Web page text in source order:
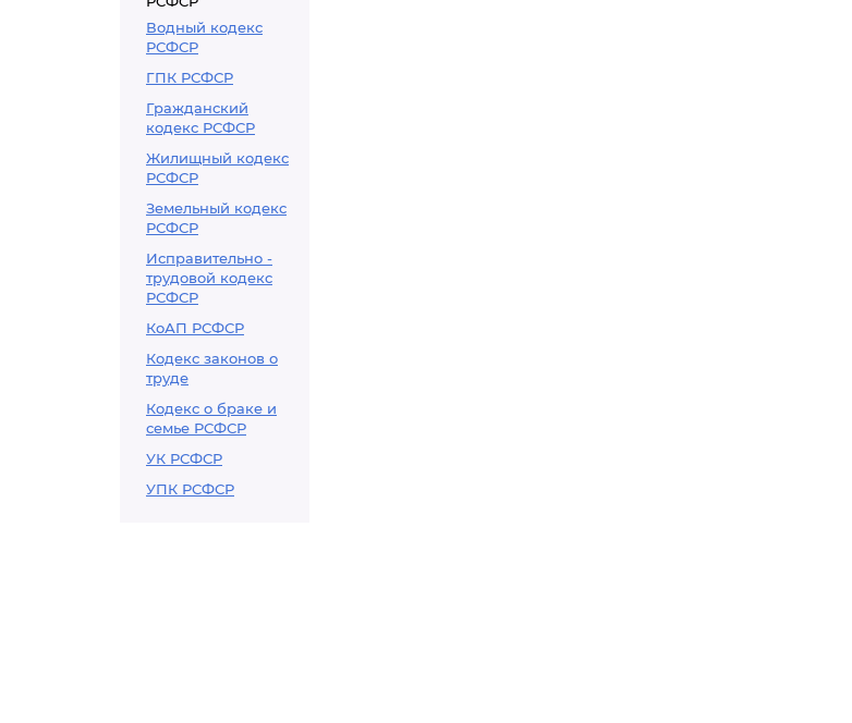
Водный кодекс
РСФСР
ГПК РСФСР
Гражданский
кодекс РСФСР
Жилищный кодекс
РСФСР
Земельный кодекс
РСФСР
Исправительно -
трудовой кодекс
РСФСР
КоАП РСФСР
Кодекс законов о
труде
Кодекс о браке и
семье РСФСР
УК РСФСР
УПК РСФСР